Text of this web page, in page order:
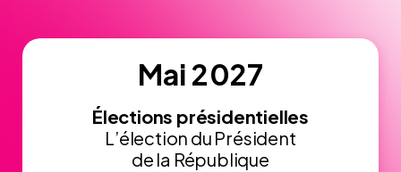
Mai 2027
Élections présidentielles
L’élection du Président
de la République